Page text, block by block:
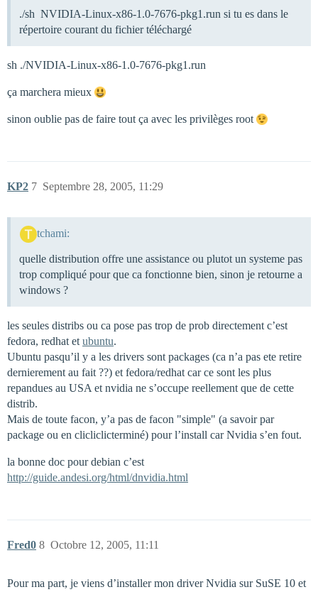
./sh NVIDIA-Linux-x86-1.0-7676-pkg1.run si tu es dans le
répertoire courant du fichier téléchargé
sh ./NVIDIA-Linux-x86-1.0-7676-pkg1.run
ça marchera mieux
sinon oublie pas de faire tout ça avec les privilèges root
KP2 Septembre 28, 2005, 11:29
7
tchami:
quelle distribution offre une assistance ou plutot un systeme pas
trop compliqué pour que ca fonctionne bien, sinon je retourne a
windows ?
les seules distribs ou ca pose pas trop de prob directement c’est
fedora, redhat et ubuntu.
Ubuntu pasqu’il y a les drivers sont packages (ca n’a pas ete retire
dernierement au fait ??) et fedora/redhat car ce sont les plus
repandues au USA et nvidia ne s’occupe reellement que de cette
distrib.
Mais de toute facon, y’a pas de facon "simple" (a savoir par
package ou en clicliclicterminé) pour l’install car Nvidia s’en fout.
la bonne doc pour debian c’est
http://guide.andesi.org/html/dnvidia.html
Fred0 Octobre 12, 2005, 11:11
8
Pour ma part, je viens d’installer mon driver Nvidia sur SuSE 10 et